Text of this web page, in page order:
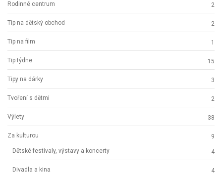
Rodinné centrum 2
Tip na dětský obchod 2
Tip na film 1
Tip týdne 15
Tipy na dárky 3
Tvoření s dětmi 2
Výlety 38
Za kulturou 9
Dětské festivaly, výstavy a koncerty 4
Divadla a kina 4